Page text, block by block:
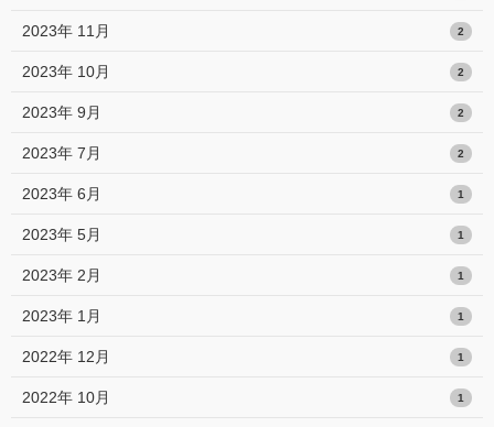
2023年 11月 2
2023年 10月 2
2023年 9月 2
2023年 7月 2
2023年 6月 1
2023年 5月 1
2023年 2月 1
2023年 1月 1
2022年 12月 1
2022年 10月 1